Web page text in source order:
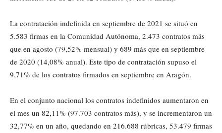
La contratación indefinida en septiembre de 2021 se situó en
5.583 firmas en la Comunidad Autónoma, 2.473 contratos más
que en agosto (79,52% mensual) y 689 más que en septiembre
de 2020 (14,08% anual). Este tipo de contratación supuso el
9,71% de los contratos firmados en septiembre en Aragón.
En el conjunto nacional los contratos indefinidos aumentaron en
el mes un 82,11% (97.703 contratos más), y se incrementaron un
32,77% en un año, quedando en 216.688 rúbricas, 53.479 firmas